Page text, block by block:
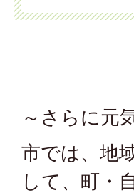
～さらに元
市では、地
して、町・